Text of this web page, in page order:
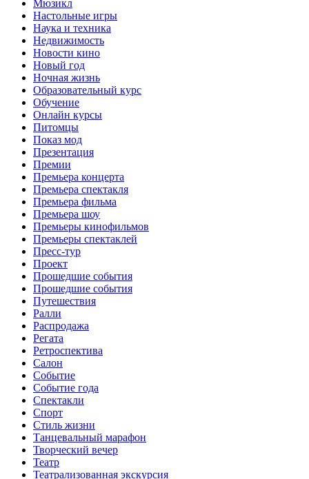
Мюзикл
Настольные игры
Наука и техника
Недвижимость
Новости кино
Новый год
Ночная жизнь
Образовательный курс
Обучение
Онлайн курсы
Питомцы
Показ мод
Презентация
Премии
Премьера концерта
Премьера спектакля
Премьера фильма
Премьера шоу
Премьеры кинофильмов
Премьеры спектаклей
Пресс-тур
Проект
Прошедшие события
Прошедшие события
Путешествия
Ралли
Распродажа
Регата
Ретроспектива
Салон
Событие
Событие года
Спектакли
Спорт
Стиль жизни
Танцевальный марафон
Творческий вечер
Театр
Театрализованная экскурсия